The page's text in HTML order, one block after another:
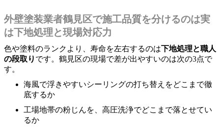
外壁塗装業者鶴見区で施工品質を分けるのは実
は下地処理と現場対応力
色や塗料のランクより、寿命を左右するのは下地処理と職人
の段取り です。鶴見区の現場で差が出やすいのは次の3点で
す。
海風で浮きやすいシーリングの打ち替えをどこまで徹
底するか
工場地帯の粉じんを、高圧洗浄でどこまで落とせてい
るか